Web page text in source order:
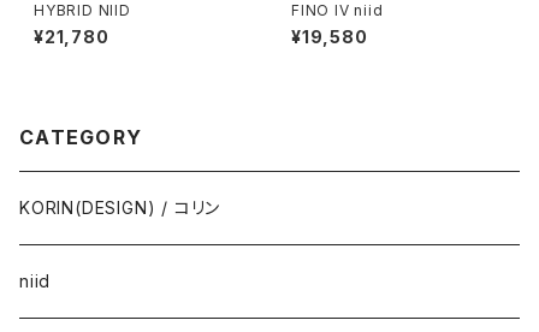
HYBRID NIID
¥21,780
FINO IV niid
¥19,580
CATEGORY
KORIN(DESIGN) / コリン
niid